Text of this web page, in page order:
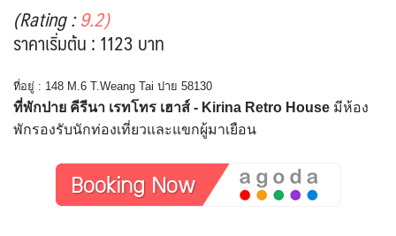
(Rating :9.2)
ราคาเริ่มต้น : 1123 บาท
ที่อยู่ : 148 M.6 T.Weang Tai ปาย 58130
ที่พักปาย คีรีนา เรทโทร เฮาส์ - Kirina Retro House มีห้อง
พักรองรับนักท่องเที่ยวและแขกผู้มาเยือน